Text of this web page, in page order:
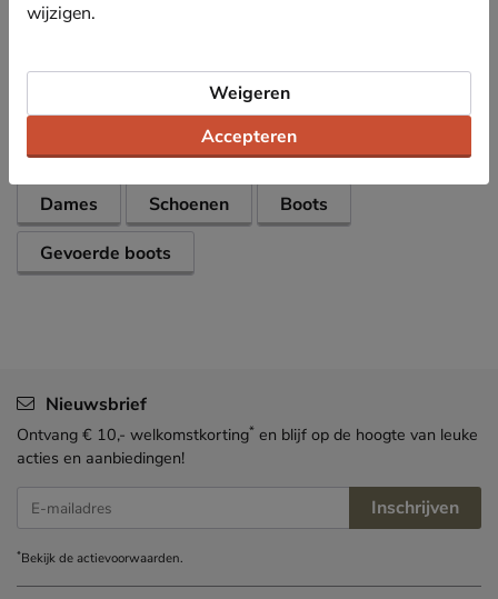
Bekijk meer
Dames Schoenen
Boots
Gevoerde boots
Nieuwsbrief
Ontvang € 10,- welkomstkorting* en blijf op de hoogte van leuke
acties en aanbiedingen!
E-mailadres Inschrijven
*Bekijk deactievoorwaarden.
wijzigen.
Accepteren
Weigeren